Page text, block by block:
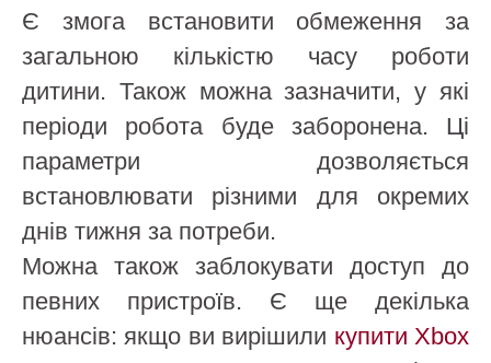
Є змога встановити обмеження за
загальною кількістю часу роботи
дитини. Також можна зазначити, у які
періоди робота буде заборонена. Ці
параметри дозволяється
встановлювати різними для окремих
днів тижня за потреби.
Можна також заблокувати доступ до
певних пристроїв. Є ще декілька
нюансів: якщо ви вирішили купити Xbox